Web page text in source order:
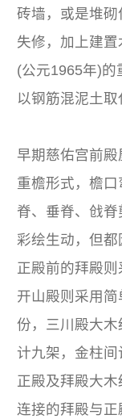
砖墙，或是堆
失修，加上建
(公元1965年)的
以钢筋混泥土取
早期慈佑宫前
重檐形式，檐
脊、垂脊、戗
彩绘生动，但
正殿前的拜殿
开山殿则采用
份，三川殿大
计九架，金柱间
正殿及拜殿大
连接的拜殿与